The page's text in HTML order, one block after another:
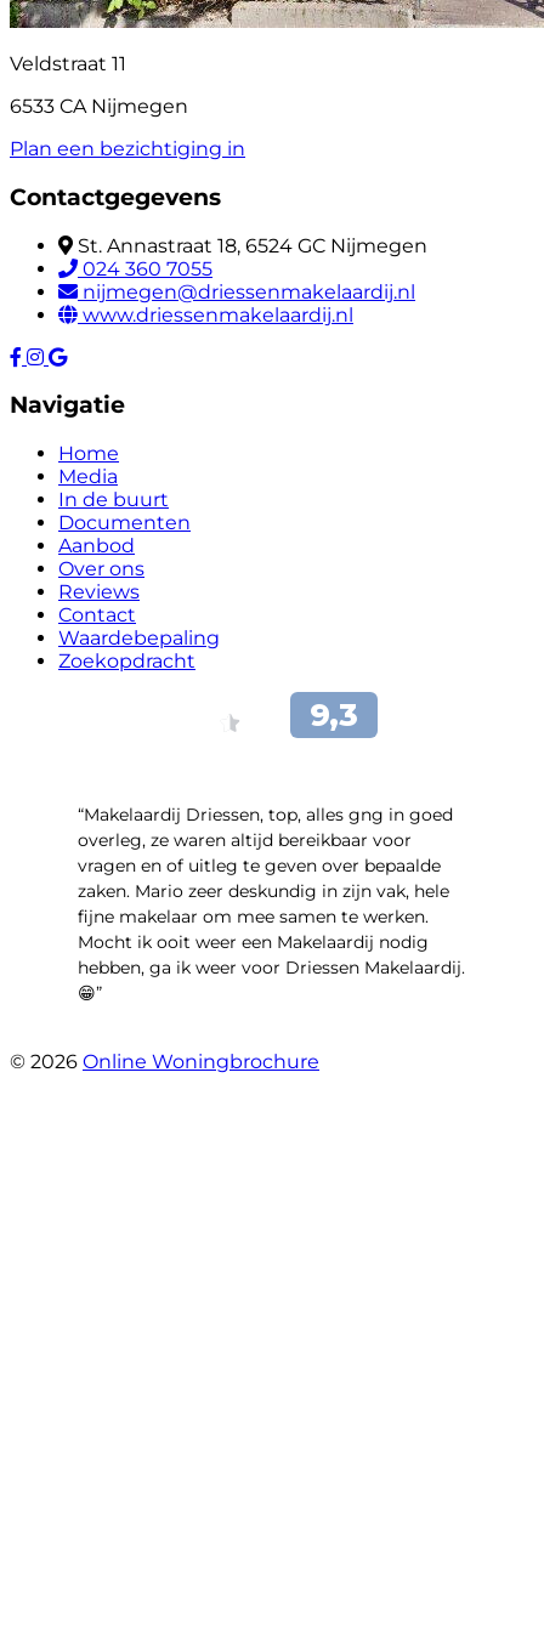
Veldstraat 11
6533 CA Nijmegen
Plan een bezichtiging in
Contactgegevens
St. Annastraat 18, 6524 GC Nijmegen
024 360 7055
nijmegen@driessenmakelaardij.nl
www.driessenmakelaardij.nl
Navigatie
Home
Media
In de buurt
Documenten
Aanbod
Over ons
Reviews
Contact
Waardebepaling
Zoekopdracht
“Makelaardij Driessen, top, alles gng in goed
overleg, ze waren altijd bereikbaar voor
vragen en of uitleg te geven over bepaalde
zaken. Mario zeer deskundig in zijn vak, hele
fijne makelaar om mee samen te werken.
Mocht ik ooit weer een Makelaardij nodig
hebben, ga ik weer voor Driessen Makelaardij.
😁”
© 2026 Online Woningbrochure